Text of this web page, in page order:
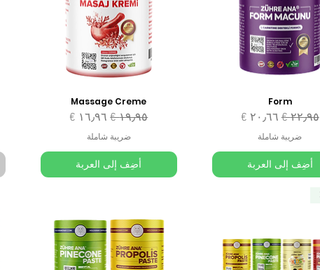
Form
سعر عادي‏٢٢٫٩٥ € سعر البيع
ضريبة شاملة
أضِف إلى العربة
Massage Creme
سعر عادي‏١٩٫٩٥ € سعر البيع
ضريبة شاملة
أضِف إلى العربة